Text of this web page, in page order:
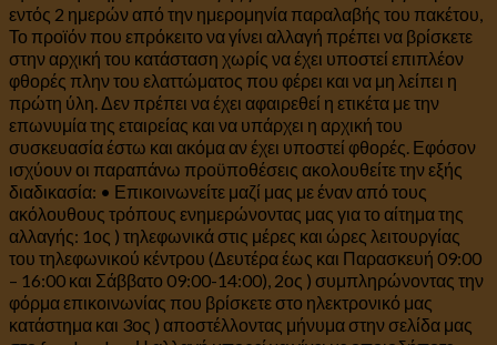
εντός 2 ημερών από την ημερομηνία παραλαβής του πακέτου,
Το προϊόν που επρόκειτο να γίνει αλλαγή πρέπει να βρίσκετε
στην αρχική του κατάσταση χωρίς να έχει υποστεί επιπλέον
φθορές πλην του ελαττώματος που φέρει και να μη λείπει η
πρώτη ύλη. Δεν πρέπει να έχει αφαιρεθεί η ετικέτα με την
επωνυμία της εταιρείας και να υπάρχει η αρχική του
συσκευασία έστω και ακόμα αν έχει υποστεί φθορές. Εφόσον
ισχύουν οι παραπάνω προϋποθέσεις ακολουθείτε την εξής
διαδικασία: • Επικοινωνείτε μαζί μας με έναν από τους
ακόλουθους τρόπους ενημερώνοντας μας για το αίτημα της
αλλαγής: 1ος ) τηλεφωνικά στις μέρες και ώρες λειτουργίας
του τηλεφωνικού κέντρου (Δευτέρα έως και Παρασκευή 09:00
– 16:00 και Σάββατο 09:00-14:00), 2ος ) συμπληρώνοντας την
φόρμα επικοινωνίας που βρίσκετε στο ηλεκτρονικό μας
κατάστημα και 3ος ) αποστέλλοντας μήνυμα στην σελίδα μας